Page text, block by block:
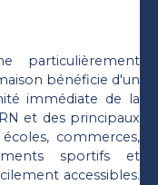
particulièrement
bénéficie d'un
immédiate de la
et des principaux
commerces,
sportifs et
accessibles.